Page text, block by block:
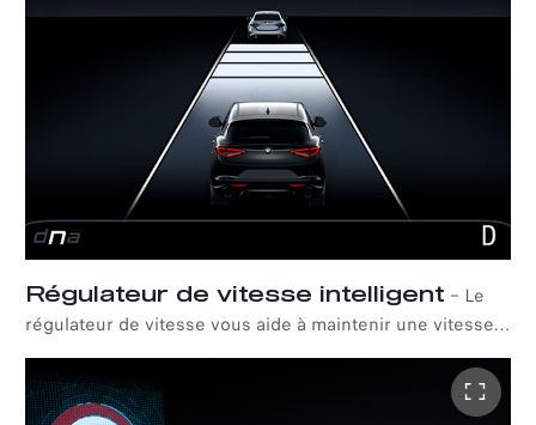
une alerte visible sur le rétroviseur extérieur
correspondant pour aider le conducteur à éviter les
collisions avec les véhicules circulant dans les voies
Régulateur de vitesse intelligent – Le
régulateur de vitesse vous aide à maintenir une vitesse
constante, sans avoir à maintenir la pression sur la
pédale d'accélérateur, et adapte également la distance
avec le véhicule qui vous précède.